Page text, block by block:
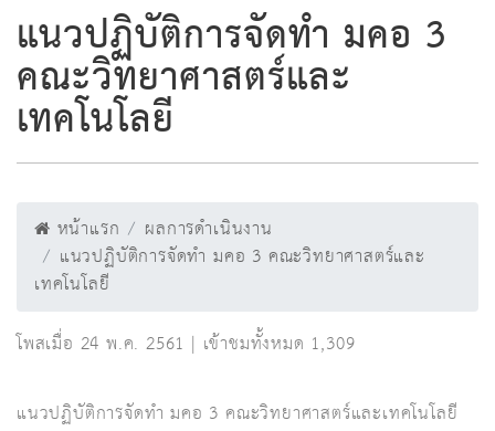
แนวปฏิบัติการจัดทำ มคอ 3
คณะวิทยาศาสตร์และ
เทคโนโลยี
หน้าแรก
ผลการดำเนินงาน
แนวปฏิบัติการจัดทำ มคอ 3 คณะวิทยาศาสตร์และ
เทคโนโลยี
โพสเมื่อ 24 พ.ค. 2561 | เข้าชมทั้งหมด 1,309
แนวปฏิบัติการจัดทำ มคอ 3 คณะวิทยาศาสตร์และเทคโนโลยี